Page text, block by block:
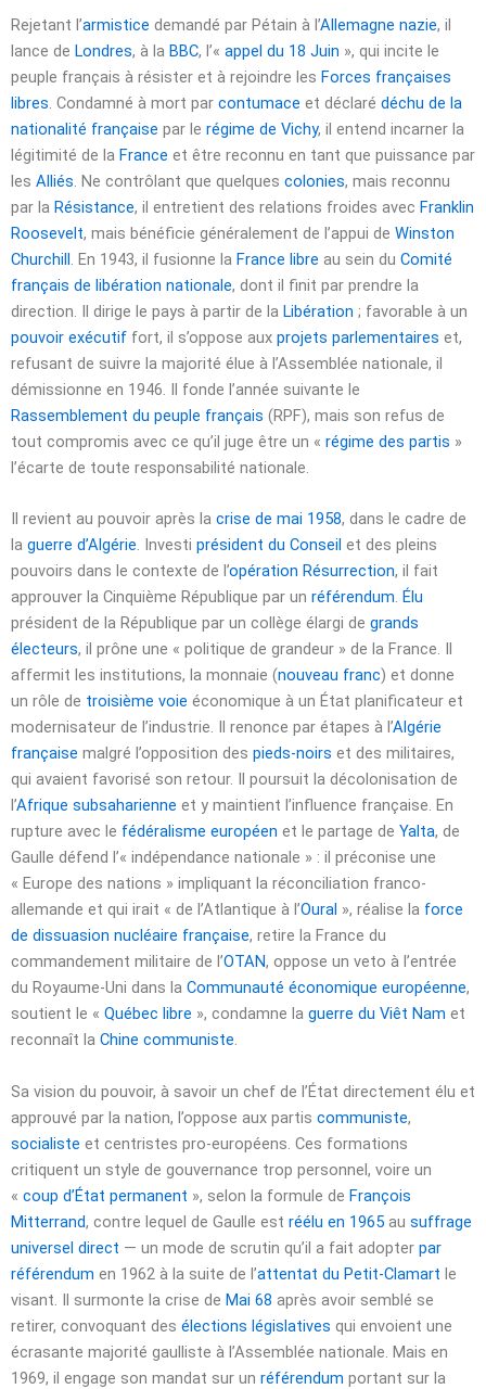
Rejetant l’armistice demandé par Pétain à l’Allemagne nazie, il
lance de Londres, à la BBC, l’« appel du 18 Juin », qui incite le
peuple français à résister et à rejoindre les Forces françaises
libres. Condamné à mort par contumace et déclaré déchu de la
nationalité française par le régime de Vichy, il entend incarner la
légitimité de la France et être reconnu en tant que puissance par
les Alliés. Ne contrôlant que quelques colonies, mais reconnu
par la Résistance, il entretient des relations froides avec Franklin
Roosevelt, mais bénéficie généralement de l’appui de Winston
Churchill. En 1943, il fusionne la France libre au sein du Comité
français de libération nationale, dont il finit par prendre la
direction. Il dirige le pays à partir de la Libération ; favorable à un
pouvoir exécutif fort, il s’oppose aux projets parlementaires et,
refusant de suivre la majorité élue à l’Assemblée nationale, il
démissionne en 1946. Il fonde l’année suivante le
Rassemblement du peuple français (RPF), mais son refus de
tout compromis avec ce qu’il juge être un « régime des partis »
l’écarte de toute responsabilité nationale.
Il revient au pouvoir après la crise de mai 1958, dans le cadre de
la guerre d’Algérie. Investi président du Conseil et des pleins
pouvoirs dans le contexte de l’opération Résurrection, il fait
approuver la Cinquième République par un référendum. Élu
président de la République par un collège élargi de grands
électeurs, il prône une « politique de grandeur » de la France. Il
affermit les institutions, la monnaie (nouveau franc) et donne
un rôle de troisième voie économique à un État planificateur et
modernisateur de l’industrie. Il renonce par étapes à l’Algérie
française malgré l’opposition des pieds-noirs et des militaires,
qui avaient favorisé son retour. Il poursuit la décolonisation de
l’Afrique subsaharienne et y maintient l’influence française. En
rupture avec le fédéralisme européen et le partage de Yalta, de
Gaulle défend l’« indépendance nationale » : il préconise une
« Europe des nations » impliquant la réconciliation franco-
allemande et qui irait « de l’Atlantique à l’Oural », réalise la force
de dissuasion nucléaire française, retire la France du
commandement militaire de l’OTAN, oppose un veto à l’entrée
du Royaume-Uni dans la Communauté économique européenne,
soutient le « Québec libre », condamne la guerre du Viêt Nam et
reconnaît la Chine communiste.
Sa vision du pouvoir, à savoir un chef de l’État directement élu et
approuvé par la nation, l’oppose aux partis communiste,
socialiste et centristes pro-européens. Ces formations
critiquent un style de gouvernance trop personnel, voire un
« coup d’État permanent », selon la formule de François
Mitterrand, contre lequel de Gaulle est réélu en 1965 au suffrage
universel direct — un mode de scrutin qu’il a fait adopter par
référendum en 1962 à la suite de l’attentat du Petit-Clamart le
visant. Il surmonte la crise de Mai 68 après avoir semblé se
retirer, convoquant des élections législatives qui envoient une
écrasante majorité gaulliste à l’Assemblée nationale. Mais en
1969, il engage son mandat sur un référendum portant sur la